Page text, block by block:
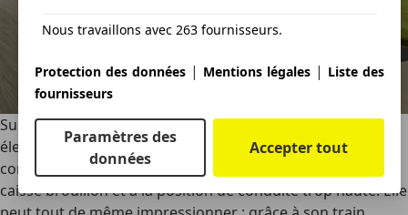
Sur papier, la Denza Z9 GT fait de l’ombre à toutes les
électriques. En réalité, c’est une grande limousine
confortable, dotée d’un train avant flou, au contrôle de
caisse brouillon et à la position de conduite trop haute. Elle
Nous travaillons avec 263 fournisseurs.
Protection des données | Mentions légales | Liste des
fournisseurs
Paramètres des
données
Accepter tout